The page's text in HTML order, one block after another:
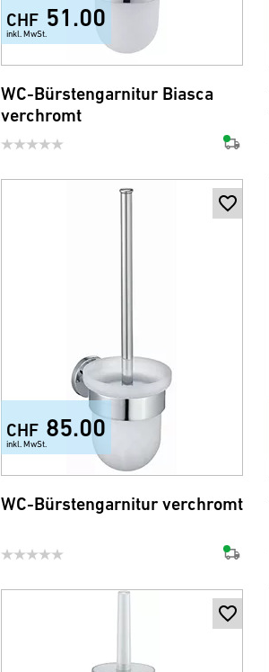
CHF 51.00
inkl. MwSt.
WC-Bürstengarnitur Biasca
verchromt
CHF 85.00
inkl. MwSt.
WC-Bürstengarnitur verchromt